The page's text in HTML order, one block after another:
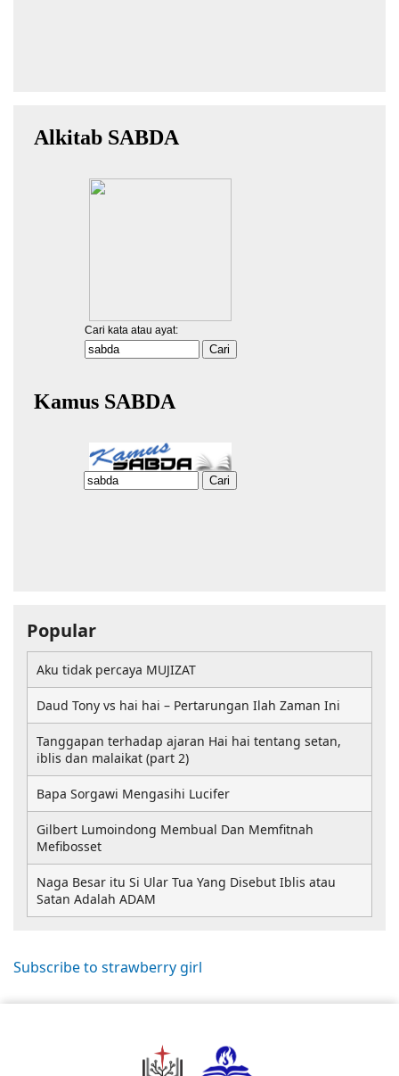
Subscribe to strawberry girl
Popular
Aku tidak percaya MUJIZAT
Daud Tony vs hai hai – Pertarungan Ilah Zaman Ini
Tanggapan terhadap ajaran Hai hai tentang setan,
iblis dan malaikat (part 2)
Bapa Sorgawi Mengasihi Lucifer
Gilbert Lumoindong Membual Dan Memfitnah
Mefibosset
Naga Besar itu Si Ular Tua Yang Disebut Iblis atau
Satan Adalah ADAM